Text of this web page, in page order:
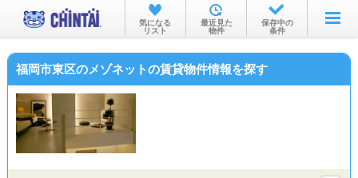
お部屋を探す
沿線・駅から
物件特集から
気になる
リスト
最近見た
物件
保存中の
条件
福岡市東区のメゾネットの賃貸物件情報を探す